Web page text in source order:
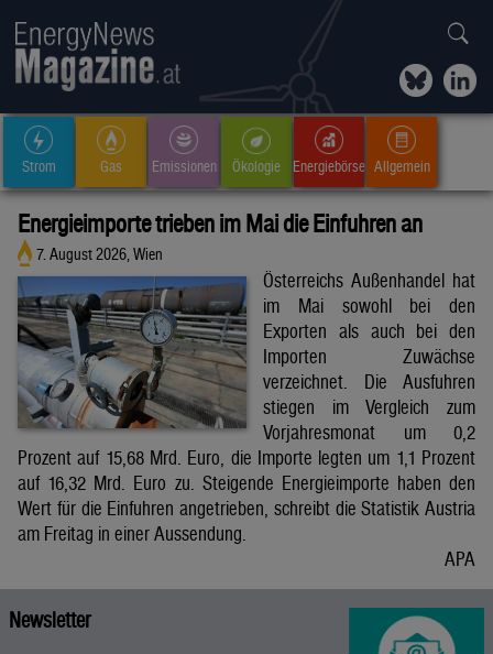
Strom Gas Emissionen Ökologie Energiebörse Allgemein
Energieimporte trieben im Mai die Einfuhren an
7. August 2026, Wien
Österreichs Außenhandel hat
im Mai sowohl bei den
Exporten als auch bei den
Importen Zuwächse
verzeichnet. Die Ausfuhren
stiegen im Vergleich zum
Vorjahresmonat um 0,2
Prozent auf 15,68 Mrd. Euro, die Importe legten um 1,1 Prozent
auf 16,32 Mrd. Euro zu. Steigende Energieimporte haben den
Wert für die Einfuhren angetrieben, schreibt die Statistik Austria
am Freitag in einer Aussendung.
APA
Newsletter